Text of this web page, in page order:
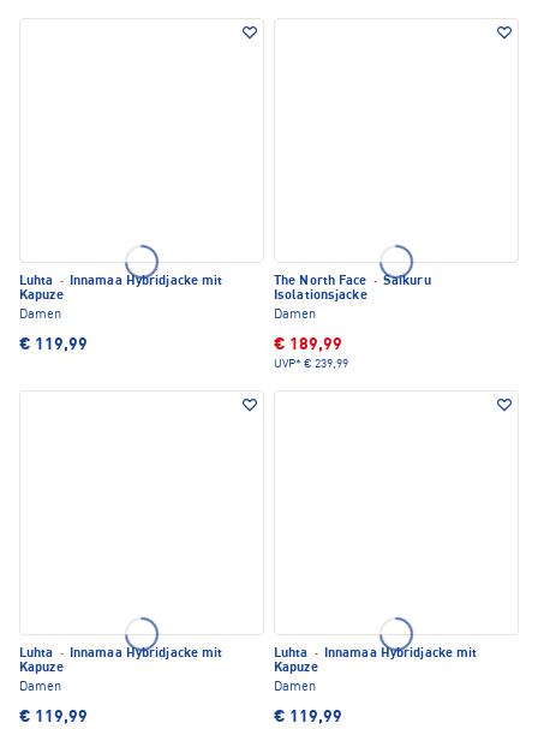
Luhta · Innamaa Hybridjacke mit
Kapuze
Damen
€ 119,99
The North Face · Saikuru
Isolationsjacke
Damen
€ 189,99
UVP* € 239,99
Luhta · Innamaa Hybridjacke mit
Kapuze
Damen
€ 119,99
Luhta · Innamaa Hybridjacke mit
Kapuze
Damen
€ 119,99